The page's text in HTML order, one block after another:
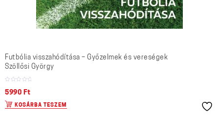
Futbólia visszahódítása – Győzelmek és vereségek
Szöllősi György
5990 Ft
KOSÁRBA TESZEM